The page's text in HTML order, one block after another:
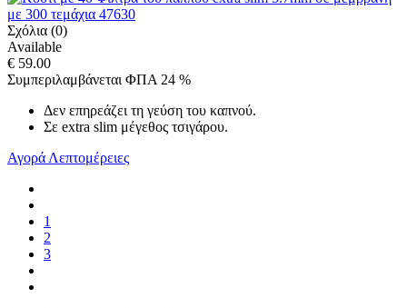
Σχόλια (0)
Available
€ 59.00
Συμπεριλαμβάνεται ΦΠΑ 24 %
Δεν επηρεάζει τη γεύση του καπνού.
Σε extra slim μέγεθος τσιγάρου.
Αγορά Λεπτομέρειες
1
2
3